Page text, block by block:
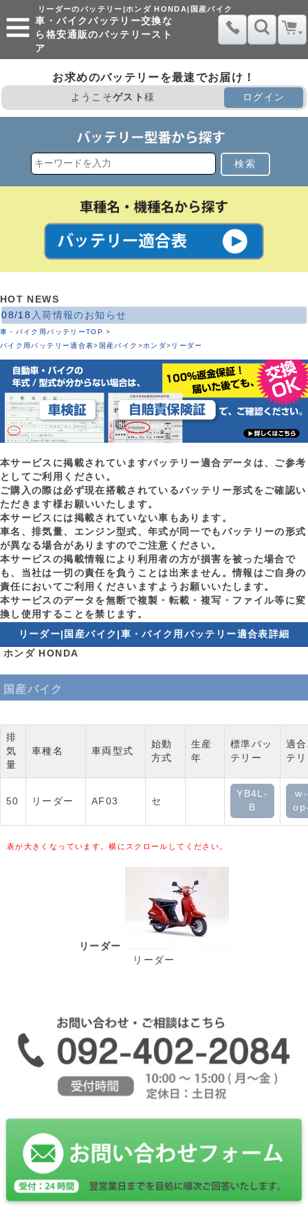
リーダーのバッテリー|ホンダ HONDA|国産バイク
車・バイクバッテリー交換な
ら格安通販のバッテリースト
ア
お求めのバッテリーを最速でお届け！
ようこそゲスト様 ログイン
検索
HOT NEWS
08/18 入荷情報のお知らせ
車・バイク用バッテリーTOP >
バイク用バッテリー適合表> 国産バイク >ホンダ> リーダー
本サービスに掲載されていますバッテリー適合データは、ご参考
としてご利用ください。
ご購入の際は必ず現在搭載されているバッテリー形式をご確認い
ただきます様お願いいたします。
本サービスには掲載されていない車もあります。
車名、排気量、エンジン型式、年式が同一でもバッテリーの形式
が異なる場合がありますのでご注意ください。
本サービスの掲載情報により利用者の方が損害を被った場合で
も、当社は一切の責任を負うことは出来ません。情報はご自身の
責任においてご利用くださいますようお願いいたします。
本サービスのデータを無断で複製・転載・複写・ファイル等に変
換し使用することを禁じます。
リーダー|国産バイク|車・バイク用バッテリー適合表詳細
ホンダ HONDA
国産バイク
排
気
量
車種名 車両型式
始動
方式
生産
年
標準バッ
テリー
適
テ
50 リーダー AF03 セ
YB4L-
B
表が大きくなっています。横にスクロールしてください。
リーダー
リーダー